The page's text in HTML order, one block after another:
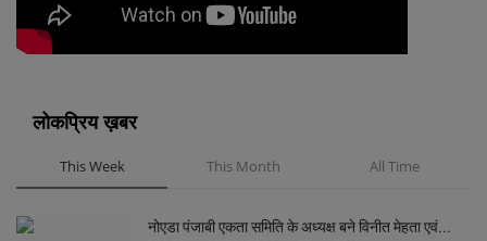
लोकप्रिय ख़बर
This Week This Month All Time
नोएडा पंजाबी एकता समिति के अध्यक्ष बने विनीत मेहता एवं...